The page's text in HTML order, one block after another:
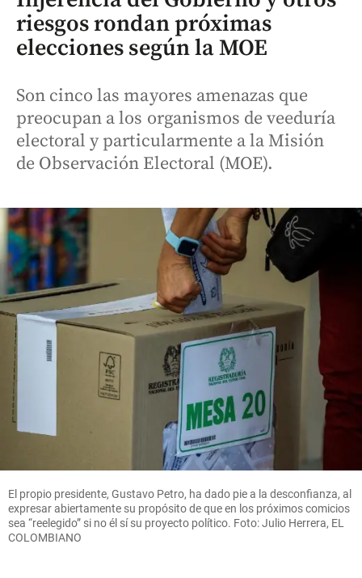
riesgos rondan próximas
elecciones según la MOE
Son cinco las mayores amenazas que
preocupan a los organismos de veeduría
electoral y particularmente a la Misión
de Observación Electoral (MOE).
El propio presidente, Gustavo Petro, ha dado pie a la desconfianza, al
expresar abiertamente su propósito de que en los próximos comicios
sea “reelegido” si no él sí su proyecto político. Foto: Julio Herrera, EL
COLOMBIANO